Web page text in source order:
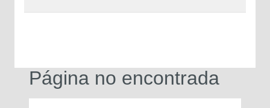
Página no encontrada